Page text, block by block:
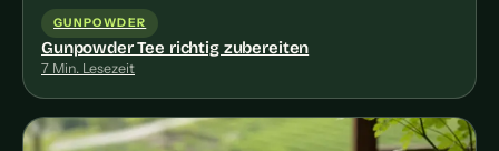
GUNPOWDER
Gunpowder Tee richtig zubereiten
7 Min. Lesezeit